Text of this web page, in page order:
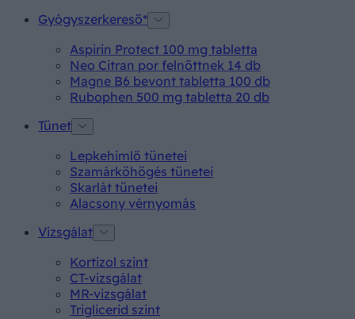
Gyógyszerkereső*
Aspirin Protect 100 mg tabletta
Neo Citran por felnőttnek 14 db
Magne B6 bevont tabletta 100 db
Rubophen 500 mg tabletta 20 db
Tünet
Lepkehimlő tünetei
Szamárköhögés tünetei
Skarlát tünetei
Alacsony vérnyomás
Vizsgálat
Kortizol szint
CT-vizsgálat
MR-vizsgálat
Triglicerid szint